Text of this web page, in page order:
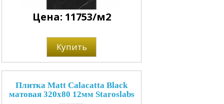
Цена: 11753/м2
Купить
Плитка Matt Calacatta Black
матовая 320x80 12мм Staroslabs